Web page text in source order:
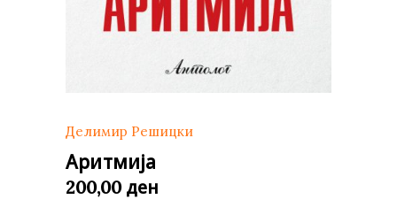
Делимир Решицки
Аритмија
200,00 ден